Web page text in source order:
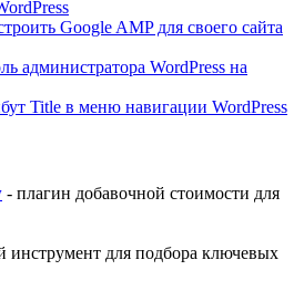
Google AMP для своего сайта
администратора WordPress на
Title в меню навигации WordPress
- плагин добавочной стоимости для
инструмент для подбора ключевых